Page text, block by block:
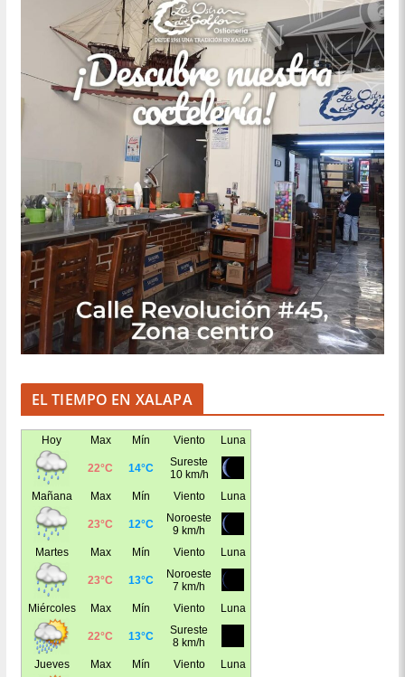
EL TIEMPO EN XALAPA